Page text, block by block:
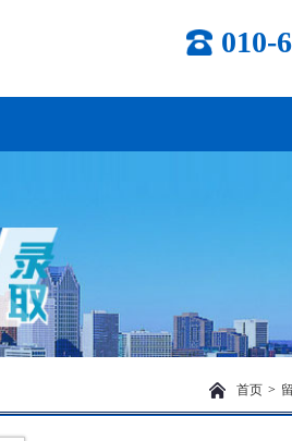
010-
首页 >